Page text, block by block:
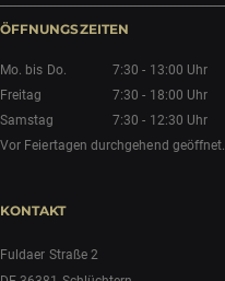
ÖFFNUNGSZEITEN
Mo. bis Do. 7:30 - 13:00 Uhr
Freitag
7:30 - 18:00 Uhr
Samstag
7:30 - 12:30 Uhr
Vor Feiertagen durchgehend geöffnet.
KONTAKT
Fuldaer Straße 2